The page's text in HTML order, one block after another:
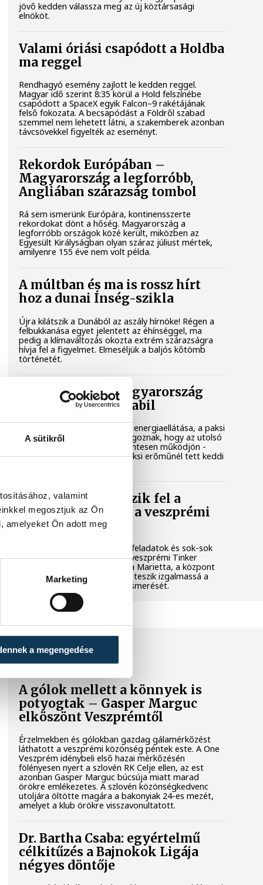
A sütikről
valamint
megosztjuk az Ön
amelyeket Ön adott meg
Marketing
a megengedése
jövő kedden válassza meg az új köztársasági
elnököt.
Valami óriási csapódott a Holdba
ma reggel
Rendhagyó esemény zajlott le kedden reggel.
Magyar idő szerint 8:35 körül a Hold felszínébe
csapódott a SpaceX egyik Falcon–9 rakétájának
felső fokozata. A becsapódást a Földről szabad
szemmel nem lehetett látni, a szakemberek azonban
távcsövekkel figyelték az eseményt.
Rekordok Európában –
Magyarország a legforróbb,
Angliában szárazság tombol
Rá sem ismerünk Európára, kontinensszerte
rekordokat dönt a hőség. Magyarország a
legforróbb országok közé került, miközben az
Egyesült Királyságban olyan száraz júliust mértek,
amilyenre 155 éve nem volt példa.
A múltban és ma is rossz hírt
hoz a dunai Ínség-szikla
Újra kilátszik a Dunából az aszály hírnöke! Régen a
felbukkanása egyet jelentett az éhínséggel, ma
pedig a klímaváltozás okozta extrém szárazságra
hívja fel a figyelmet. Elmeséljük a baljós kőtömb
történetét.
Magyar Péter: Magyarország
energiaellátása stabil
Jelenleg stabil Magyarország energiaellátása, a paksi
erőmű munkatársai azon dolgoznak, hogy az utolsó
még termelő turbina hibamentesen működjön -
közölte a miniszterelnök a paksi erőműnél tett keddi
Játék közben fedezik fel a
tudomány világát a veszprémi
gyerekek
Látványos kísérletek, kreatív feladatok és sok-sok
élmény várja a gyerekeket a veszprémi Tinker
Labsben. Videónkban Balassa Marietta, a központ
vezetője mutatja be, hogyan teszik izgalmassá a
természettudományok megismerését.
A gólok mellett a könnyek is
potyogtak – Gasper Marguc
elköszönt Veszprémtől
Érzelmekben és gólokban gazdag gálamérkőzést
láthatott a veszprémi közönség péntek este. A One
Veszprém idénybeli első hazai mérkőzésén
fölényesen nyert a szlovén RK Celje ellen, az est
azonban Gasper Marguc búcsúja miatt marad
örökre emlékezetes. A szlovén közönségkedvenc
utoljára öltötte magára a bakonyiak 24-es mezét,
amelyet a klub örökre visszavonultatott.
Dr. Bartha Csaba: egyértelmű
célkitűzés a Bajnokok Ligája
négyes döntője